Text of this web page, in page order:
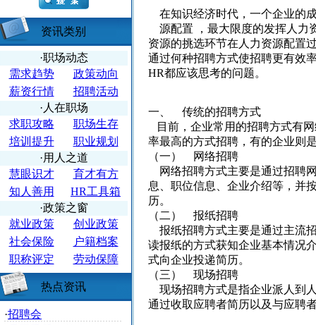
资讯类别
·职场动态
需求趋势
政策动向
薪资行情
招聘活动
·人在职场
求职攻略
职场生存
培训提升
职业规划
·用人之道
慧眼识才
育才有方
知人善用
HR工具箱
·政策之窗
就业政策
创业政策
社会保险
户籍档案
职称评定
劳动保障
热点资讯
·招聘会
在知识经济时代，一个企业的
源配置 ，最大限度的发挥人力
资源的挑选环节在人力资源配置
通过何种招聘方式使招聘更有效
HR都应该思考的问题。
一、 传统的招聘方式
目前，企业常用的招聘方式有
率最高的方式招聘，有的企业则
（一） 网络招聘
网络招聘方式主要是通过招聘
息、职位信息、企业介绍等，并
历。
（二） 报纸招聘
报纸招聘方式主要是通过主流
读报纸的方式获知企业基本情况
式向企业投递简历。
（三） 现场招聘
现场招聘方式是指企业派人到
通过收取应聘者简历以及与应聘